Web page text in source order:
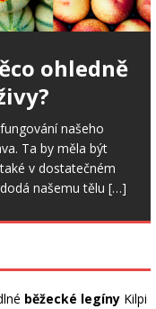
v zahradách
se však mohlo
odrůdy
jim
běžecké legínyKilpi